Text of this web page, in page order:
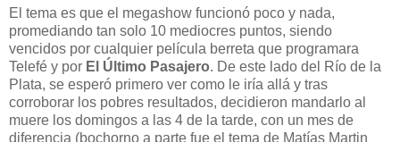
El tema es que el megashow funcionó poco y nada,
promediando tan solo 10 mediocres puntos, siendo
vencidos por cualquier película berreta que programara
Telefé y por El Último Pasajero. De este lado del Río de la
Plata, se esperó primero ver como le iría allá y tras
corroborar los pobres resultados, decidieron mandarlo al
muere los domingos a las 4 de la tarde, con un mes de
diferencia (bochorno a parte fue el tema de Matías Martin